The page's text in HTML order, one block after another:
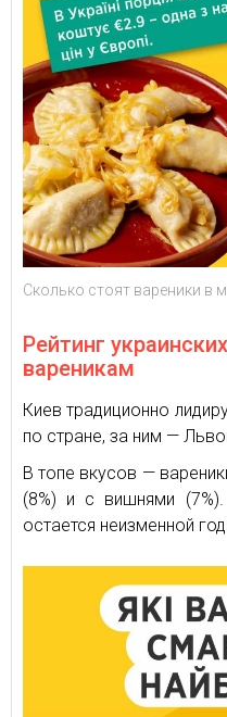
Сколько стоят вареники в
Рейтинг
вареникам
Киев традиционно
по стране, за ним —
В топе вкусов —
(8%) и с вишнями (7%).
остается неизменной